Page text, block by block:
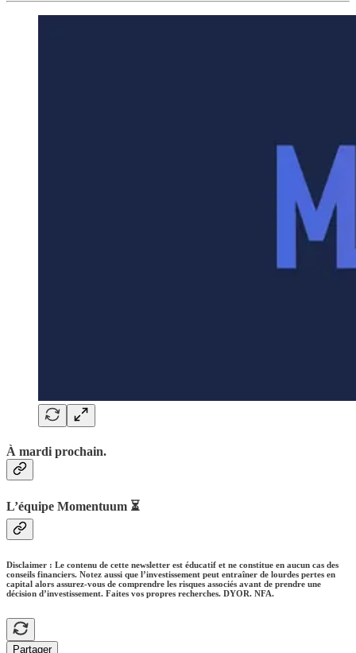
À mardi prochain.
L’équipe Momentuum ⏳
Disclaimer : Le contenu de cette newsletter est éducatif et ne constitue en aucun cas des
conseils financiers. Notez aussi que l’investissement peut entraîner de lourdes pertes en
capital alors assurez-vous de comprendre les risques associés avant de prendre une
décision d’investissement. Faites vos propres recherches. DYOR. NFA.
Partager